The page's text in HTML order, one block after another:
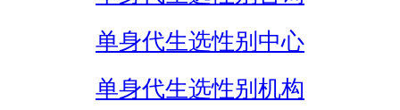
单身代生选性别中心
单身代生选性别机构